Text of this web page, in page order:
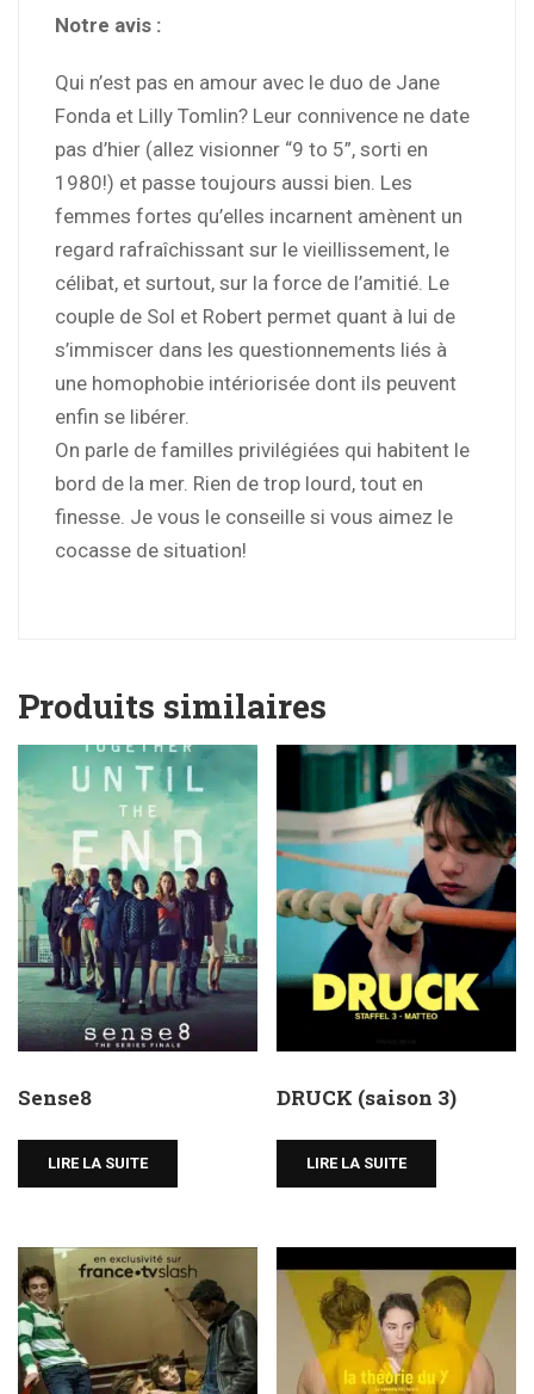
Notre avis :
Qui n’est pas en amour avec le duo de Jane
Fonda et Lilly Tomlin? Leur connivence ne date
pas d’hier (allez visionner “9 to 5”, sorti en
1980!) et passe toujours aussi bien. Les
femmes fortes qu’elles incarnent amènent un
regard rafraîchissant sur le vieillissement, le
célibat, et surtout, sur la force de l’amitié. Le
couple de Sol et Robert permet quant à lui de
s’immiscer dans les questionnements liés à
une homophobie intériorisée dont ils peuvent
enfin se libérer.
On parle de familles privilégiées qui habitent le
bord de la mer. Rien de trop lourd, tout en
finesse. Je vous le conseille si vous aimez le
cocasse de situation!
Produits similaires
Sense8
LIRE LA SUITE
DRUCK (saison 3)
LIRE LA SUITE